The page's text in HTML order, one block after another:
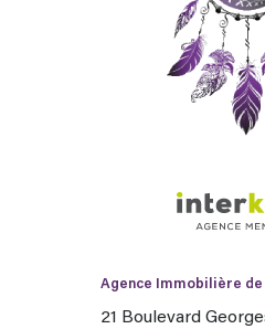
Agence Immobilière de
21 Boulevard